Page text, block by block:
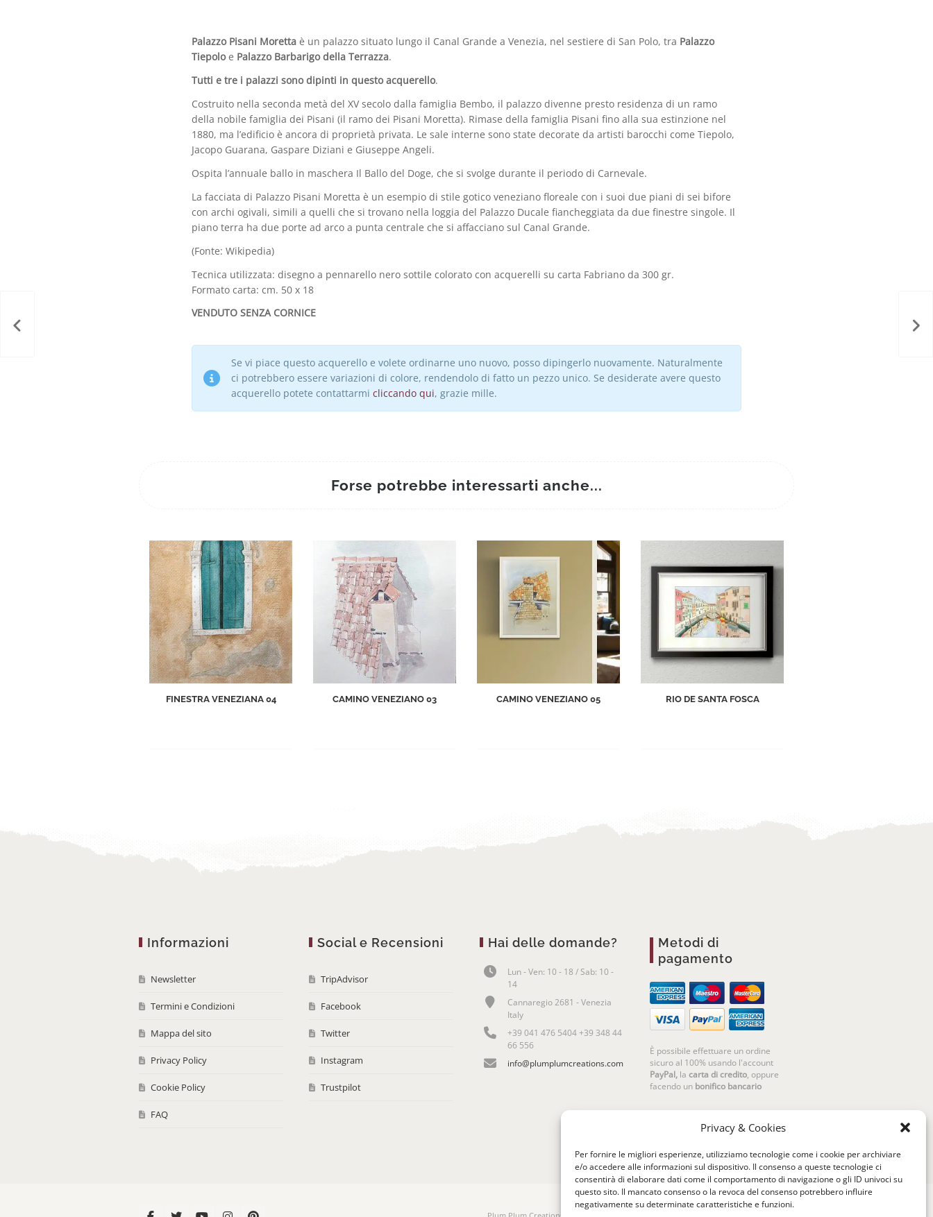
Privacy & Cookies
Per fornire le migliori esperienze, utilizziamo tecnologie come i cookie per archiviare
e/o accedere alle informazioni sul dispositivo. Il consenso a queste tecnologie ci
consentirà di elaborare dati come il comportamento di navigazione o gli ID univoci su
questo sito. Il mancato consenso o la revoca del consenso potrebbero influire
negativamente su determinate caratteristiche e funzioni.
Palazzo Pisani Morettaè un palazzo situato lungo il Canal Grande a Venezia, nel sestiere di San Polo, tra Palazzo
Tiepoloe Palazzo Barbarigo della Terrazza.
Tutti e tre i palazzi sono dipinti in questo acquerello.
Costruito nella seconda metà del XV secolo dalla famiglia Bembo, il palazzo divenne presto residenza di un ramo
della nobile famiglia dei Pisani (il ramo dei Pisani Moretta). Rimase della famiglia Pisani fino alla sua estinzione nel
1880, ma l’edificio è ancora di proprietà privata. Le sale interne sono state decorate da artisti barocchi come Tiepolo,
Jacopo Guarana, Gaspare Diziani e Giuseppe Angeli.
Ospita l’annuale ballo in maschera Il Ballo del Doge, che si svolge durante il periodo di Carnevale.
La facciata di Palazzo Pisani Moretta è un esempio di stile gotico veneziano floreale con i suoi due piani di sei bifore
con archi ogivali, simili a quelli che si trovano nella loggia del Palazzo Ducale fiancheggiata da due finestre singole. Il
piano terra ha due porte ad arco a punta centrale che si affacciano sul Canal Grande.
(Fonte: Wikipedia)
Tecnica utilizzata: disegno a pennarello nero sottile colorato con acquerelli su carta Fabriano da 300 gr.
Formato carta: cm. 50 x 18
VENDUTO SENZA CORNICE
Se vi piace questo acquerello e volete ordinarne uno nuovo, posso dipingerlo nuovamente. Naturalmente
ci potrebbero essere variazioni di colore, rendendolo di fatto un pezzo unico. Se desiderate avere questo
acquerello potete contattarmi cliccando qui, grazie mille.
Forse potrebbe interessarti anche...
FINESTRA VENEZIANA 04 CAMINO VENEZIANO 03 CAMINO VENEZIANO 05 RIO DE SANTA FOSCA
Informazioni
Newsletter
Termini e Condizioni
Mappa del sito
Privacy Policy
Cookie Policy
FAQ
Social e Recensioni
TripAdvisor
Facebook
Twitter
Instagram
Trustpilot
Hai delle domande?
Lun - Ven: 10 - 18 / Sab: 10 -
14
Cannaregio 2681 - Venezia
Italy
+39 041 476 5404 +39 348 44
66 556
info@plumplumcreations.com
Metodi di
pagamento
È possibile effettuare un ordine
sicuro al 100% usando l'account
PayPal, lacarta di credito, oppure
facendo un bonifico bancario